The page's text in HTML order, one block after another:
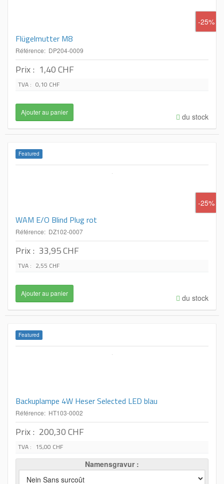
-25%
Flügelmutter M8
Référence: DP204-0009
Prix : 1,40 CHF
TVA : 0,10 CHF
du stock
Featured
-25%
WAM E/O Blind Plug rot
Référence: DZ102-0007
Prix : 33,95 CHF
TVA : 2,55 CHF
du stock
Featured
Backuplampe 4W Heser Selected LED blau
Référence: HT103-0002
Prix : 200,30 CHF
TVA : 15,00 CHF
Namensgravur